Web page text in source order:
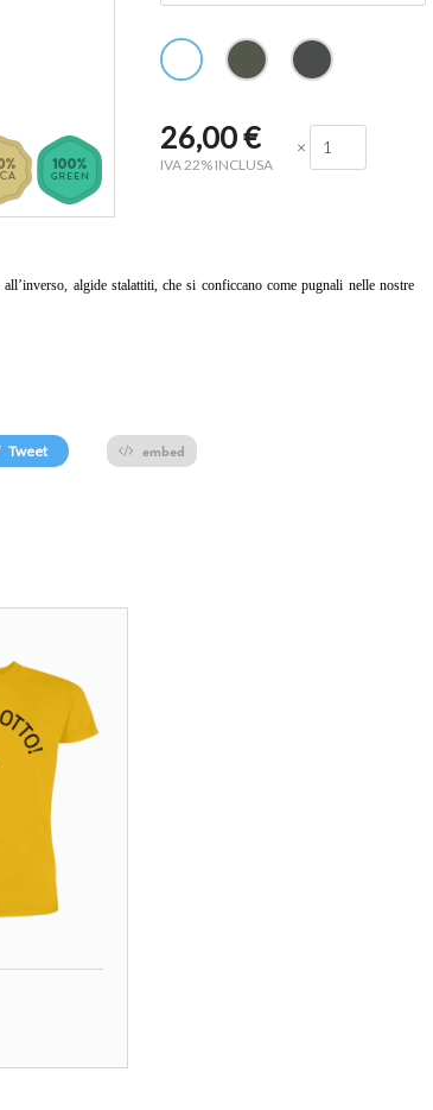
26,00€
IVA 22% INCLUSA
×
algide stalattiti, che si conficcano come pugnali nelle nostre
Tweet embed